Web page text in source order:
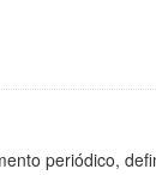
periódico,